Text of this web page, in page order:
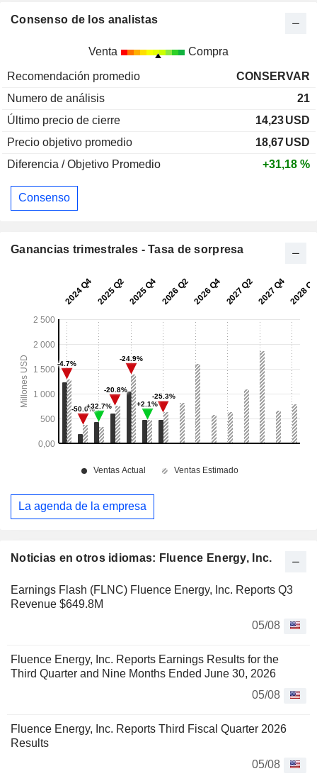
Noticias en otros idiomas: Fluence Energy, Inc.
Earnings Flash (FLNC) Fluence Energy, Inc. Reports Q3
Revenue $649.8M
05/08
Fluence Energy, Inc. Reports Earnings Results for the
Third Quarter and Nine Months Ended June 30, 2026
05/08
Fluence Energy, Inc. Reports Third Fiscal Quarter 2026
Results
05/08
Consenso de los analistas
Venta Compra
Recomendación promedio
CONSERVAR
Numero de análisis
21
Último precio de cierre
14,23USD
Precio objetivo promedio
18,67USD
Diferencia / Objetivo Promedio
+31,18 %
Consenso
Ganancias trimestrales - Tasa de sorpresa
La agenda de la empresa